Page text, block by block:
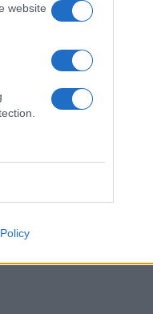
website